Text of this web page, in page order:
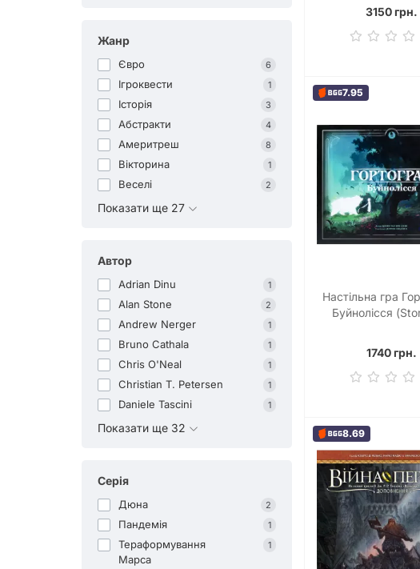
Жанр
Євро 6
Ігроквести 1
Історія 3
Абстракти 4
Америтреш 8
Вікторина 1
Веселі 2
Показати ще 27
Автор
Adrian Dinu 1
Alan Stone 2
Andrew Nerger 1
Bruno Cathala 1
Chris O'Neal 1
Christian T. Petersen 1
Daniele Tascini 1
Показати ще 32
Серія
Дюна 2
Пандемія 1
Тераформування
Марса
1
Edition)
3150 грн.
7.95
Настільна гра
Буйнолісся
1740 грн.
8.69